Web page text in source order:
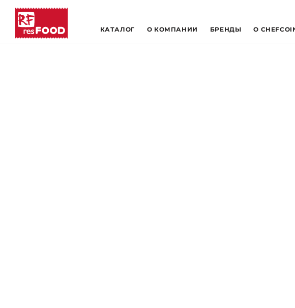
КАТАЛОГ О КОМПАНИИ БРЕНДЫ O